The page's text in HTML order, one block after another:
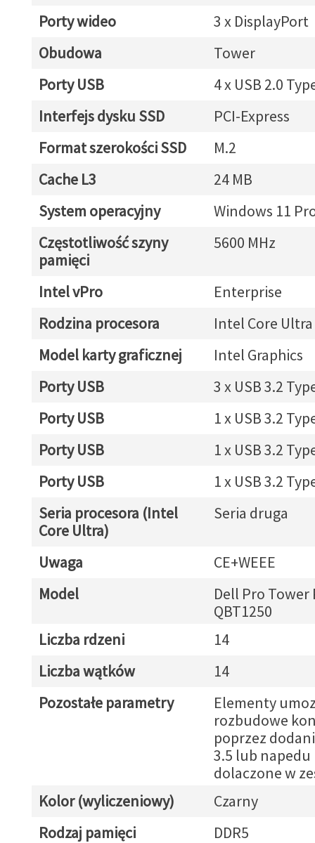
Porty wideo
3 x DisplayPort
Obudowa
Tower
Porty USB
4 x USB 2.0
Interfejs dysku SSD
PCI-Express
Format szerokości SSD
M.2
Cache L3
24 MB
System operacyjny
Windows 11
Częstotliwość szyny
pamięci
5600 MHz
Intel vPro
Enterprise
Rodzina procesora
Intel Core Ultra
Model karty graficznej
Intel Graphics
Porty USB
3 x USB 3.2
Porty USB
1 x USB 3.2
Porty USB
1 x USB 3.2
Porty USB
1 x USB 3.2
Seria procesora (Intel
Core Ultra)
Seria druga
Uwaga
CE+WEEE
Model
Dell Pro Tower
QBT1250
Liczba rdzeni
14
Liczba wątków
14
Pozostałe parametry
Elementy
rozbudowe
poprzez
3.5 lub napedu
dolaczone w
Kolor (wyliczeniowy)
Czarny
Rodzaj pamięci
DDR5